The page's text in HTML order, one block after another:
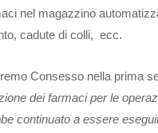
nel magazzino
cadute di colli, ecc.
Consesso nella prima
dei farmaci per le
continuato a essere